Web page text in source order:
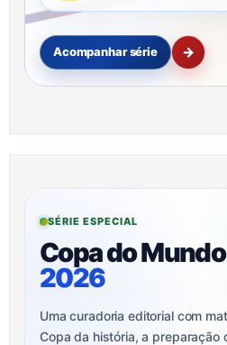
Acompanhar série →
SÉRIE ESPECIAL
Copa do Mundo
2026
Uma curadoria editorial com
Copa da história, a preparação